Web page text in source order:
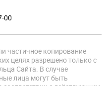
00
частичное копирование
целях разрешено только с
Сайта. В случае
лица могут быть